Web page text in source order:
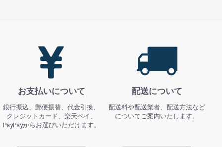
お支払いについて
銀行振込、郵便振替、代金引換、
クレジットカード、楽天ペイ、
PayPayからお選びいただけます。
配送について
配送料や配送業者、配送方法など
についてご案内いたします。